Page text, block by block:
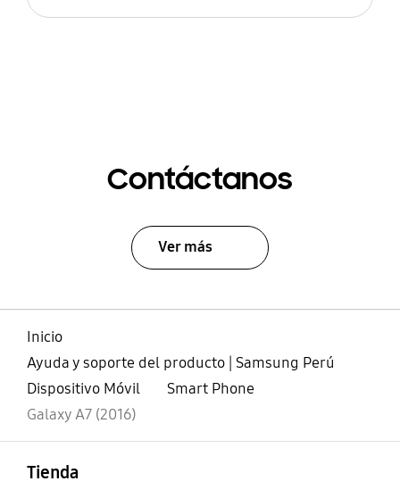
Contáctanos
Ver más
Inicio
Ayuda y soporte del producto | Samsung Perú
Dispositivo Móvil
Smart Phone
Galaxy A7 (2016)
Tienda